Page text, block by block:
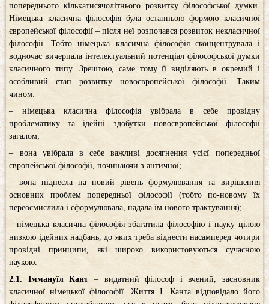
попереднього кількатисячолітнього розвитку філософської думки.
Німецька класична філософія була останньою формою класичної
європейської філософії – після неї розпочався розвиток некласичної
філософії. Тобто німецька класична філософія сконцентрувала і
водночас вичерпала інтелектуальний потенціал філософської думки
класичного типу. Зрештою, саме тому її виділяють в окремий і
особливий етап розвитку новоєвропейської філософії. Таким
чином:
– німецька класична філософія увібрала в себе провідну
проблематику та ідейні здобутки новоєвропейської філософії
загалом;
– вона увібрала в себе важливі досягнення усієї попередньої
європейської філософії, починаючи з античної;
– вона піднесла на новий рівень формулювання та вирішення
основних проблем попередньої філософії (тобто по-новому їх
переосмислила і сформулювала, надала їм нового трактування);
– німецька класична філософія збагатила філософію і науку цілою
низкою ідейних надбань, до яких треба віднести насамперед чотири
провідні принципи, які широко використовуються сучасною
наукою.
2.1. Іммануїл Кант – видатний філософ і вчений, засновник
класичної німецької філософії. Життя І. Канта відповідало його